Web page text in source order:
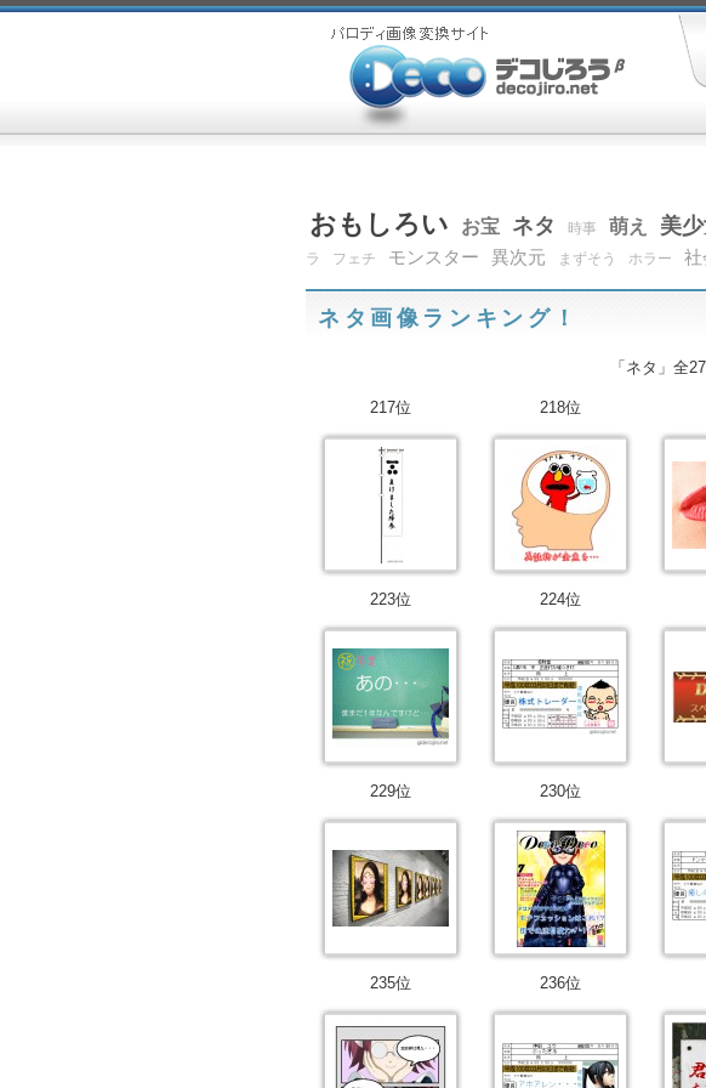
おもしろい お宝 ネタ 時事 萌え 美
ラ
フェチ モンスター 異次元 まずそう ホラー 社
ネタ画像ランキング！
「ネタ」全
217位 218位
223位 224位
229位 230位
235位 236位